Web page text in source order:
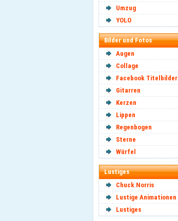
Umzug
YOLO
Bilder und Fotos
Augen
Collage
Facebook Titelbilder
Gitarren
Kerzen
Lippen
Regenbogen
Sterne
Würfel
Lustiges
Chuck Norris
Lustige Animationen
Lustiges